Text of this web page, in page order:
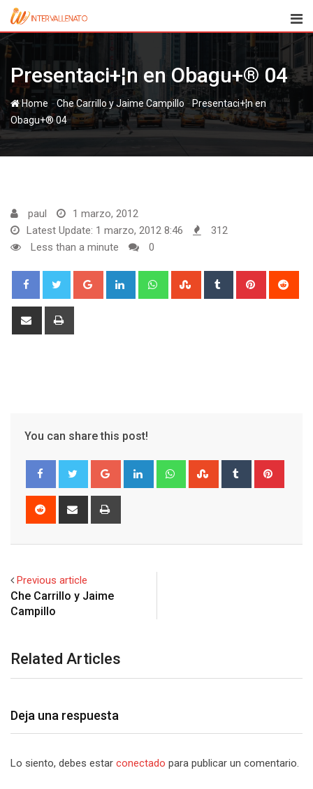
Skip
content
Presentaci+¦n en Obagu+® 04
Home - - Presentaci+¦n en
Obagu+® 04
paul
1 marzo, 2012
Latest Update: 1 marzo, 2012 8:46
312
Less than a minute
0
Google+ LinkedIn WhatsappStumbleUpon
Tumblr Pinterest
Share
You can share this post!
Google+ LinkedIn WhatsappStumbleUpon
Tumblr
Reddit
Share
Previous article
Che Carrillo y Jaime
Related Articles
Deja una respuesta
Lo siento, debes estar conectado para publicar un comentario.